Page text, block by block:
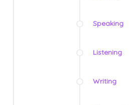
Speaking
Listening
Writing